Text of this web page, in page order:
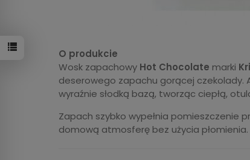
O produkcie
Wosk zapachowy Hot Chocolate marki
deserowego zapachu gorącej czekolady.
wyraźnie słodką bazą, tworząc ciepłą,
Zapach szybko wypełnia
domową atmosferę bez użycia płomienia.